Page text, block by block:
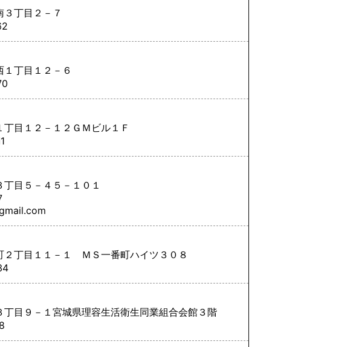
丁目２－７
丁目１２－６
目１２－１２ＧＭビル１Ｆ
目５－４５－１０１
２丁目１１－１ ＭＳ一番町ハイツ３０８
丁目９－１宮城県理容生活衛生同業組合会館３階